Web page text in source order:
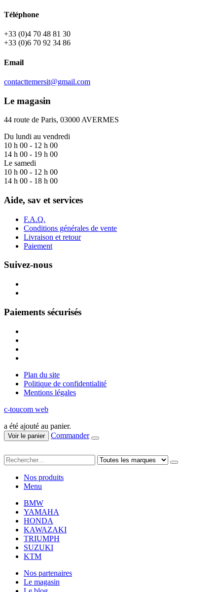
Téléphone
+33 (0)4 70 48 81 30
+33 (0)6 70 92 34 86
Email
contacttemersit@gmail.com
Le magasin
44 route de Paris, 03000 AVERMES
Du lundi au vendredi
10 h 00 - 12 h 00
14 h 00 - 19 h 00
Le samedi
10 h 00 - 12 h 00
14 h 00 - 18 h 00
Aide, sav et services
F.A.Q.
Conditions générales de vente
Livraison et retour
Paiement
Suivez-nous
Paiements sécurisés
Plan du site
Politique de confidentialité
Mentions légales
c-toucom web
a été ajouté au panier.
Voir le panier Commander
Nos produits
Menu
BMW
YAMAHA
HONDA
KAWAZAKI
TRIUMPH
SUZUKI
KTM
Nos partenaires
Le magasin